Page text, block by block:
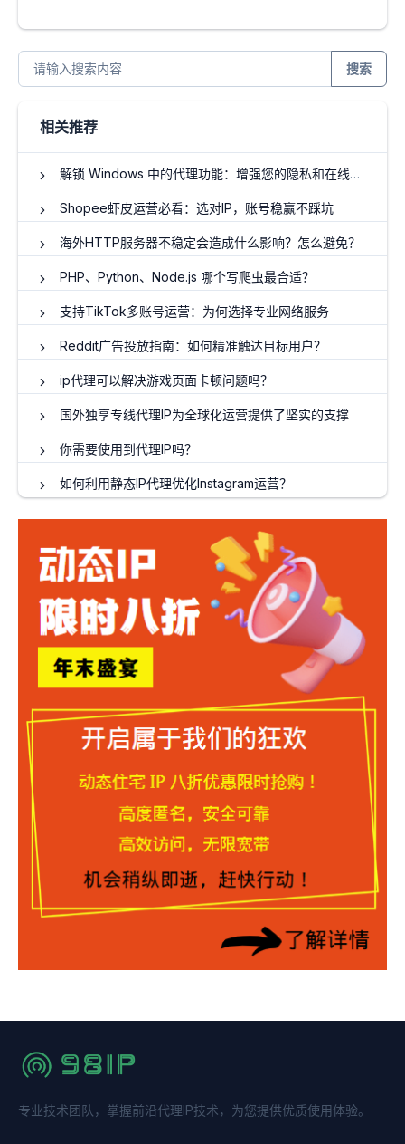
搜索
相关推荐
解锁 Windows 中的代理功能：增强您的隐私和在线访问
Shopee虾皮运营必看：选对IP，账号稳赢不踩坑
海外HTTP服务器不稳定会造成什么影响？怎么避免？
PHP、Python、Node.js 哪个写爬虫最合适？
支持TikTok多账号运营：为何选择专业网络服务
Reddit广告投放指南：如何精准触达目标用户？
ip代理可以解决游戏页面卡顿问题吗？
国外独享专线代理IP为全球化运营提供了坚实的支撑
你需要使用到代理IP吗？
如何利用静态IP代理优化Instagram运营？
专业技术团队，掌握前沿代理IP技术，为您提供优质使用体验。